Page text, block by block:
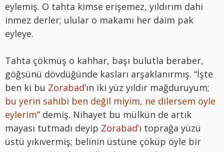
eylemiş. O tahta kimse erişemez, yıldırım dahi
inmez derler; ulular o makamı her daim pak
eyleye.
Tahta çökmüş o kahhar, başı bulutla beraber,
göğsünü dövdüğünde kasları arşaklanırmış. “İşte
ben ki bu Zorabad’ın iki yüz yıldır mağduruyum;
bu yerin sahibi ben değil miyim, ne dilersem öyle
eylerim” demiş. Nihayet bu mülkün de artık
mayası tutmadı deyip Zorabad’ı toprağa yüzü
üstü yıkıvermiş; belinin üstüne çöküp öyle bir